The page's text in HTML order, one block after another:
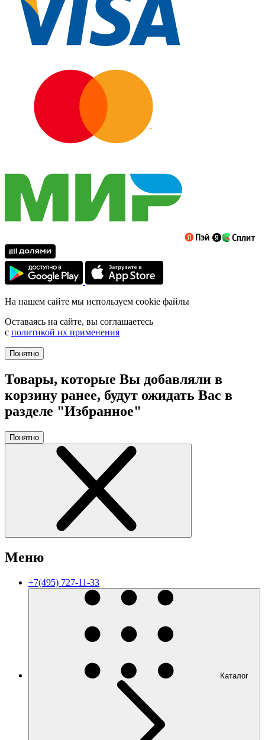
На нашем сайте мы используем cookie файлы
Оставаясь на сайте, вы соглашаетесь
с политикой их применения
Понятно
Товары, которые Вы добавляли в
корзину ранее, будут ожидать Вас в
разделе "Избранное"
Понятно
Меню
+7(495) 727-11-33
Каталог